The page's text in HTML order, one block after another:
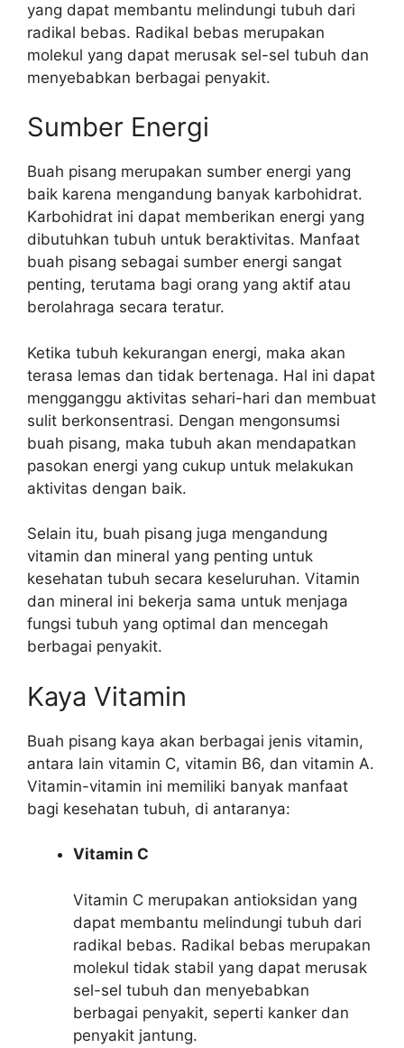
yang dapat membantu melindungi tubuh dari
radikal bebas. Radikal bebas merupakan
molekul yang dapat merusak sel-sel tubuh dan
menyebabkan berbagai penyakit.
Sumber Energi
Buah pisang merupakan sumber energi yang
baik karena mengandung banyak karbohidrat.
Karbohidrat ini dapat memberikan energi yang
dibutuhkan tubuh untuk beraktivitas. Manfaat
buah pisang sebagai sumber energi sangat
penting, terutama bagi orang yang aktif atau
berolahraga secara teratur.
Ketika tubuh kekurangan energi, maka akan
terasa lemas dan tidak bertenaga. Hal ini dapat
mengganggu aktivitas sehari-hari dan membuat
sulit berkonsentrasi. Dengan mengonsumsi
buah pisang, maka tubuh akan mendapatkan
pasokan energi yang cukup untuk melakukan
aktivitas dengan baik.
Selain itu, buah pisang juga mengandung
vitamin dan mineral yang penting untuk
kesehatan tubuh secara keseluruhan. Vitamin
dan mineral ini bekerja sama untuk menjaga
fungsi tubuh yang optimal dan mencegah
berbagai penyakit.
Kaya Vitamin
Buah pisang kaya akan berbagai jenis vitamin,
antara lain vitamin C, vitamin B6, dan vitamin A.
Vitamin-vitamin ini memiliki banyak manfaat
bagi kesehatan tubuh, di antaranya:
Vitamin C
Vitamin C merupakan antioksidan yang
dapat membantu melindungi tubuh dari
radikal bebas. Radikal bebas merupakan
molekul tidak stabil yang dapat merusak
sel-sel tubuh dan menyebabkan
berbagai penyakit, seperti kanker dan
penyakit jantung.